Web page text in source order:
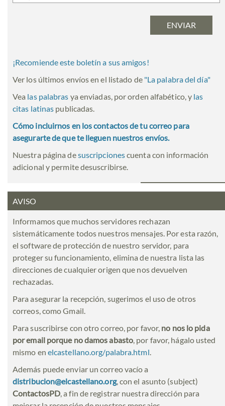
¡Recomiende este boletín a sus amigos!
Ver los últimos envíos en el listado de "La palabra del día"
Vea las palabras ya enviadas, por orden alfabético, y las
citas latinas publicadas.
Cómo incluirnos en los contactos de tu correo para
asegurarte de que te lleguen nuestros envíos.
Nuestra página desuscripcionescuenta con información
adicional y permite desuscribirse.
AVISO
Informamos que muchos servidores rechazan
sistemáticamente todos nuestros mensajes. Por esta razón,
el software de protección de nuestro servidor, para
proteger su funcionamiento, elimina de nuestra lista las
direcciones de cualquier origen que nos devuelven
rechazadas.
Para asegurar la recepción, sugerimos el uso de otros
correos, como Gmail.
Para suscribirse con otro correo, por favor, no nos lo pida
por email porque no damos abasto, por favor, hágalo usted
mismo en elcastellano.org/palabra.html.
Además puede enviar un correo vacío a
distribucion@elcastellano.org, con el asunto (subject)
ContactosPD, a fin de registrar nuestra dirección para